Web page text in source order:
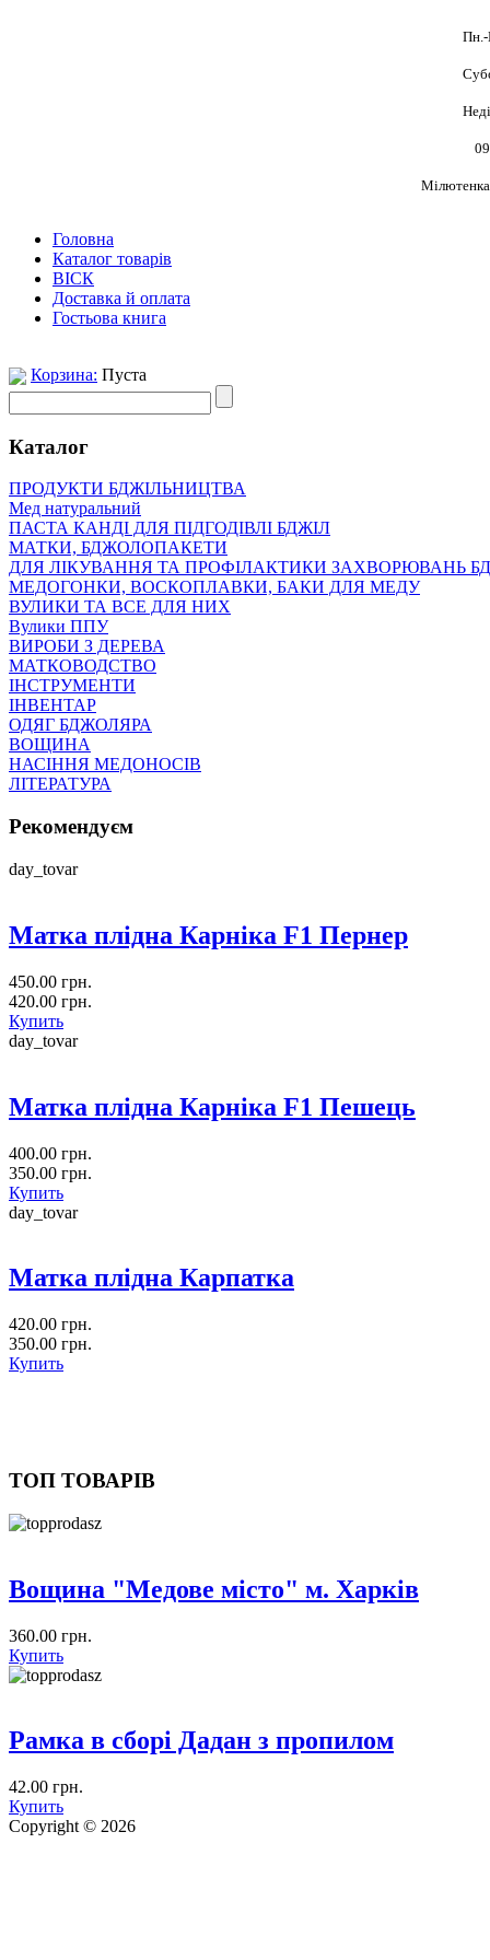
Пн.-
Головна
Каталог товарів
ВІСК
Доставка й оплата
Гостьова книга
Корзина: Пуста
Каталог
ПРОДУКТИ БДЖІЛЬНИЦТВА
Мед натуральний
ПАСТА КАНДІ ДЛЯ ПІДГОДІВЛІ БДЖІЛ
МАТКИ, БДЖОЛОПАКЕТИ
ДЛЯ ЛІКУВАННЯ ТА ПРОФІЛАКТИКИ ЗАХВОРЮВАНЬ
МЕДОГОНКИ, ВОСКОПЛАВКИ, БАКИ ДЛЯ МЕДУ
ВУЛИКИ ТА ВСЕ ДЛЯ НИХ
Вулики ППУ
ВИРОБИ З ДЕРЕВА
МАТКОВОДСТВО
ІНСТРУМЕНТИ
ІНВЕНТАР
ОДЯГ БДЖОЛЯРА
ВОЩИНА
НАСІННЯ МЕДОНОСІВ
ЛІТЕРАТУРА
Рекомендуєм
day_tovar
Матка плідна Карніка F1 Пернер
450.00 грн.
420.00 грн.
Купить
day_tovar
Матка плідна Карніка F1 Пешець
400.00 грн.
350.00 грн.
Купить
day_tovar
Матка плідна Карпатка
420.00 грн.
350.00 грн.
Купить
ТОП ТОВАРІВ
Вощина "Медове місто" м. Харків
360.00 грн.
Купить
Рамка в сборі Дадан з пропилом
42.00 грн.
Купить
Copyright © 2026